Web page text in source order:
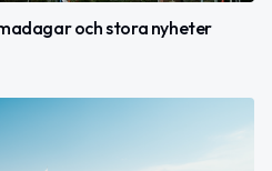
och stora nyheter